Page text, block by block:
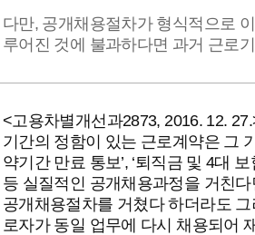
다만, 공개채용절차가 형식적으로
루어진 것에 불과하다면 과거 근로
<고용차별개선과2873, 2016. 12.
기간의 정함이 있는 근로계약은 그
약기간 만료 통보’, ‘퇴직금 및 4대
등 실질적인 공개채용과정을 거친
공개채용절차를 거쳤다 하더라도
로자가 동일 업무에 다시 채용되어